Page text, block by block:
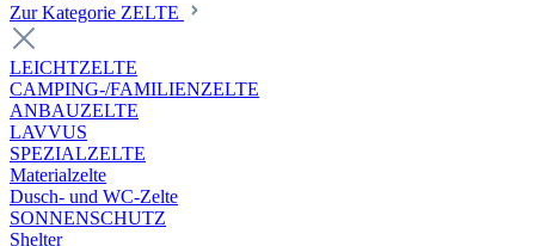
Zur Kategorie ZELTE
LEICHTZELTE
CAMPING-/FAMILIENZELTE
ANBAUZELTE
LAVVUS
SPEZIALZELTE
Materialzelte
Dusch- und WC-Zelte
SONNENSCHUTZ
Shelter